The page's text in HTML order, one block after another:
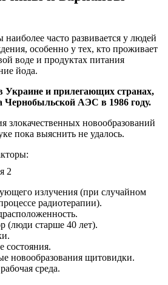
часто развивается у людей
особенно у тех, кто проживает
воде и продуктах питания
йода.
Украине и прилегающих странах,
Чернобыльской АЭС в 1986 году.
злокачественных новообразований
пока выяснить не удалось.
излучения (при случайном
радиотерапии).
(люди старше 40 лет).
состояния.
новообразования щитовидки.
среда.